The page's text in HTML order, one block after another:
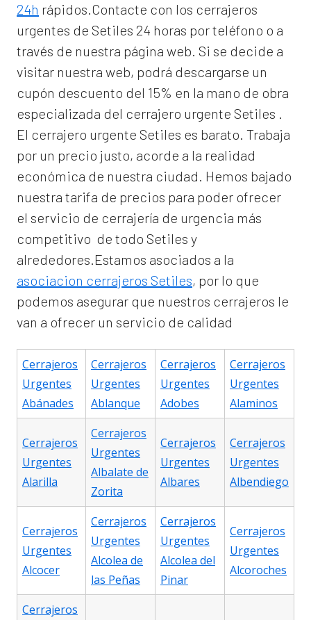
24h rápidos.Contacte con los cerrajeros
urgentes de Setiles 24 horas por teléfono o a
través de nuestra página web. Si se decide a
visitar nuestra web, podrá descargarse un
cupón descuento del 15% en la mano de obra
especializada del cerrajero urgente Setiles .
El cerrajero urgente Setiles es barato. Trabaja
por un precio justo, acorde a la realidad
económica de nuestra ciudad. Hemos bajado
nuestra tarifa de precios para poder ofrecer
el servicio de cerrajería de urgencia más
competitivo de todo Setiles y
alrededores.Estamos asociados a la
asociacion cerrajeros Setiles, por lo que
podemos asegurar que nuestros cerrajeros le
van a ofrecer un servicio de calidad
Cerrajeros
Urgentes
Abánades
Cerrajeros
Urgentes
Ablanque
Cerrajeros
Urgentes
Adobes
Cerrajeros
Urgentes
Alaminos
Cerrajeros
Urgentes
Alarilla
Cerrajeros
Urgentes
Albalate de
Zorita
Cerrajeros
Urgentes
Albares
Cerrajeros
Urgentes
Albendiego
Cerrajeros
Urgentes
Alcocer
Cerrajeros
Urgentes
Alcolea de
las Peñas
Cerrajeros
Urgentes
Alcolea del
Pinar
Cerrajeros
Urgentes
Alcoroches
Cerrajeros